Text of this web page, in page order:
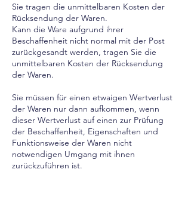
Sie tragen die unmittelbaren Kosten der
Rücksendung der Waren.
Kann die Ware aufgrund ihrer
Beschaffenheit nicht normal mit der Post
zurückgesandt werden, tragen Sie die
unmittelbaren Kosten der Rücksendung
der Waren.
Sie müssen für einen etwaigen Wertverlust
der Waren nur dann aufkommen, wenn
dieser Wertverlust auf einen zur Prüfung
der Beschaffenheit, Eigenschaften und
Funktionsweise der Waren nicht
notwendigen Umgang mit ihnen
zurückzuführen ist.